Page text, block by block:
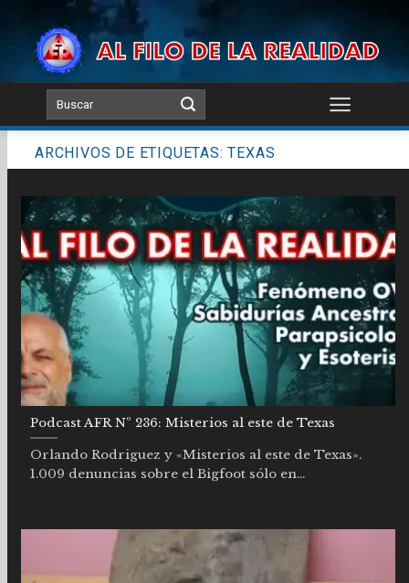
content
ARCHIVOS DE ETIQUETAS:TEXAS
Podcast AFR Nº 236: Misterios al este de Texas
Orlando Rodriguez y «Misterios al este de Texas».
1.009 denuncias sobre el Bigfoot sólo en...